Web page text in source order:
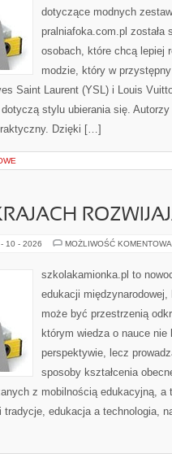
dotyczące modnych
pralniafoka.com.pl została
osobach, które chcą lepiej
modzie, który w
Saint Laurent (YSL) i Louis
stylu ubierania się.
Dzięki […]
10 - 2026 MOŻLIWOŚĆ
szkolakamionka.pl to
edukacji
może być przestrzenią
którym wiedza o nauce
perspektywie, lecz
sposoby kształcenia
z mobilnością edukacyjną, a
edukacja a technologia,